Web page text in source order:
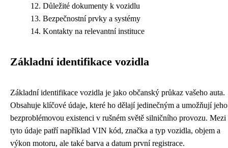
Důležité dokumenty k vozidlu
Bezpečnostní prvky a systémy
Kontakty na relevantní instituce
Základní identifikace vozidla
Základní identifikace vozidla je jako občanský průkaz vašeho auta.
Obsahuje klíčové údaje, které ho dělají jedinečným a umožňují jeho
bezproblémovou existenci v rušném světě silničního provozu. Mezi
tyto údaje patří například VIN kód, značka a typ vozidla, objem a
výkon motoru, ale také barva a datum první registrace.